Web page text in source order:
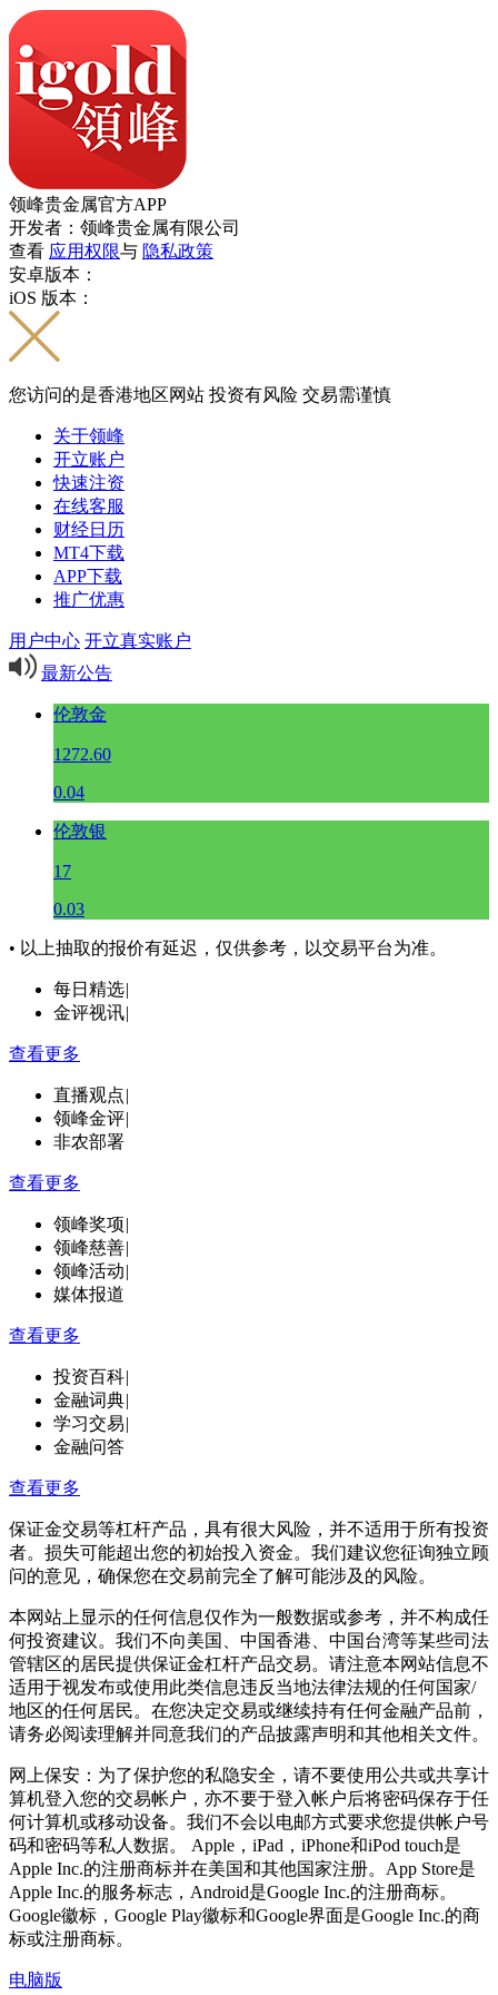
领峰贵金属官方APP
开发者：领峰贵金属有限公司
查看 应用权限与 隐私政策
安卓版本：
iOS 版本：
您访问的是香港地区网站 投资有风险 交易需谨慎
关于领峰
开立账户
快速注资
在线客服
财经日历
MT4下载
APP下载
推广优惠
用户中心 开立真实账户
最新公告
伦敦金
1272.60
0.04
伦敦银
17
0.03
• 以上抽取的报价有延迟，仅供参考，以交易平台为准。
每日精选|
金评视讯|
查看更多
直播观点|
领峰金评|
非农部署
查看更多
领峰奖项|
领峰慈善|
领峰活动|
媒体报道
查看更多
投资百科|
金融词典|
学习交易|
金融问答
查看更多
保证金交易等杠杆产品，具有很大风险，并不适用于所有投资
者。损失可能超出您的初始投入资金。我们建议您征询独立顾
问的意见，确保您在交易前完全了解可能涉及的风险。
本网站上显示的任何信息仅作为一般数据或参考，并不构成任
何投资建议。我们不向美国、中国香港、中国台湾等某些司法
管辖区的居民提供保证金杠杆产品交易。请注意本网站信息不
适用于视发布或使用此类信息违反当地法律法规的任何国家/
地区的任何居民。在您决定交易或继续持有任何金融产品前，
请务必阅读理解并同意我们的产品披露声明和其他相关文件。
网上保安：为了保护您的私隐安全，请不要使用公共或共享计
算机登入您的交易帐户，亦不要于登入帐户后将密码保存于任
何计算机或移动设备。我们不会以电邮方式要求您提供帐户号
码和密码等私人数据。 Apple，iPad，iPhone和iPod touch是
Apple Inc.的注册商标并在美国和其他国家注册。App Store是
Apple Inc.的服务标志，Android是Google Inc.的注册商标。
Google徽标，Google Play徽标和Google界面是Google Inc.的商
标或注册商标。
电脑版